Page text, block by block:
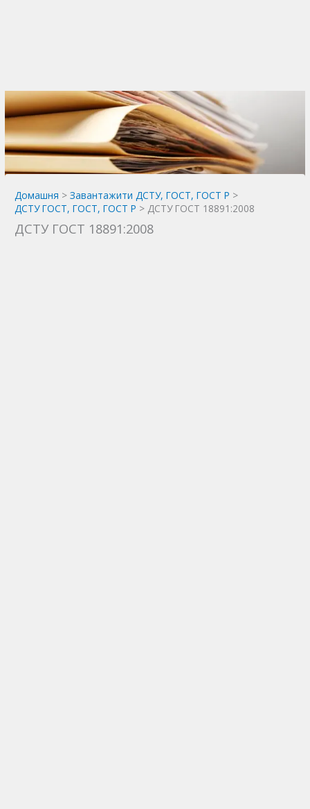
Домашня
Завантажити ДСТУ, ГОСТ, ГОСТ Р
ДСТУ ГОСТ, ГОСТ, ГОСТ Р
ДСТУ ГОСТ 18891:2008
ДСТУ ГОСТ 18891:2008